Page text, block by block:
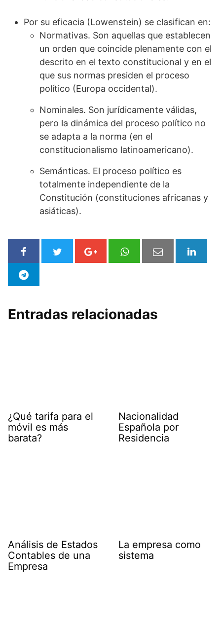
Por su eficacia (Lowenstein) se clasifican en:
Normativas. Son aquellas que establecen
un orden que coincide plenamente con el
descrito en el texto constitucional y en el
que sus normas presiden el proceso
político (Europa occidental).
Nominales. Son jurídicamente válidas,
pero la dinámica del proceso político no
se adapta a la norma (en el
constitucionalismo latinoamericano).
Semánticas. El proceso político es
totalmente independiente de la
Constitución (constituciones africanas y
asiáticas).
Entradas relacionadas
¿Qué tarifa para el
móvil es más
barata?
Nacionalidad
Española por
Residencia
Análisis de Estados
Contables de una
Empresa
La empresa como
sistema